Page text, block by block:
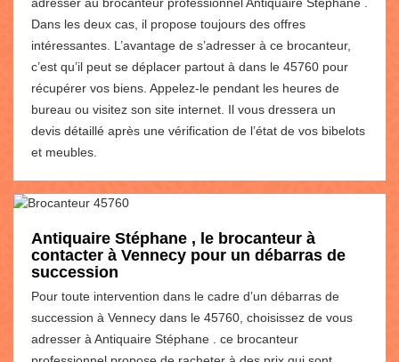
Dans les deux cas, il propose toujours des offres
intéressantes. L’avantage de s’adresser à ce brocanteur,
c’est qu’il peut se déplacer partout à dans le 45760 pour
récupérer vos biens. Appelez-le pendant les heures de
bureau ou visitez son site internet. Il vous dressera un
devis détaillé après une vérification de l’état de vos bibelots
et meubles.
Antiquaire Stéphane , le brocanteur à
contacter à Vennecy pour un débarras de
succession
Pour toute intervention dans le cadre d’un débarras de
succession à Vennecy dans le 45760, choisissez de vous
adresser à Antiquaire Stéphane . ce brocanteur